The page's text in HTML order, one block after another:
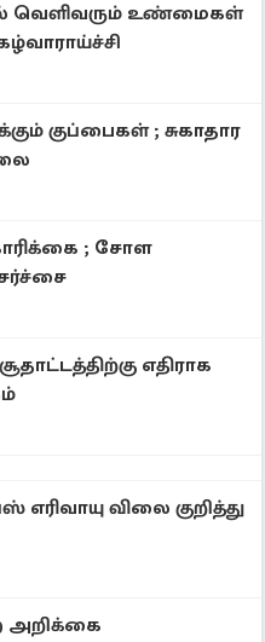
வெளிவரும் உண்மைகள்
குப்பைகள் ; சுகாதார
; சோள
எதிராக
விலை குறித்து
அறிக்கை